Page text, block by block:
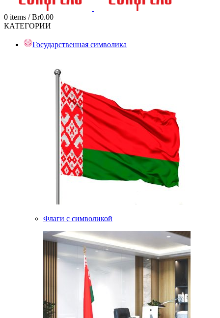
0 items / Br0.00
КАТЕГОРИИ
Государственная символика
Флаги с символикой